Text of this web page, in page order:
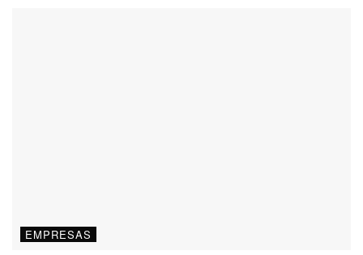
EMPRESAS